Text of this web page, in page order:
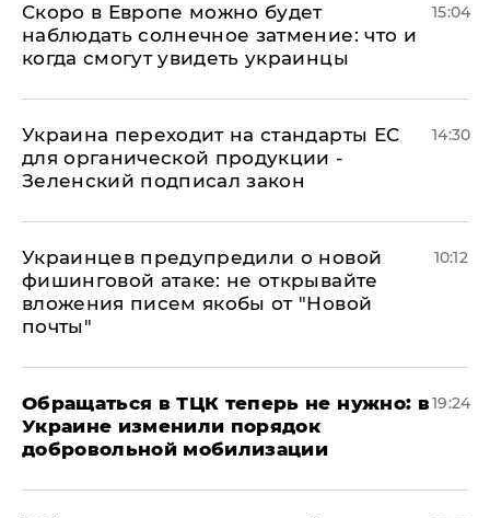
Скоро в Европе можно будет
наблюдать солнечное затмение: что и
когда смогут увидеть украинцы
15:04
Украина переходит на стандарты ЕС
для органической продукции -
Зеленский подписал закон
14:30
Украинцев предупредили о новой
фишинговой атаке: не открывайте
вложения писем якобы от "Новой
почты"
10:12
Обращаться в ТЦК теперь не нужно: в
Украине изменили порядок
добровольной мобилизации
19:24